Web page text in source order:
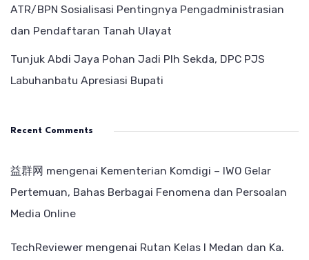
ATR/BPN Sosialisasi Pentingnya Pengadministrasian
dan Pendaftaran Tanah Ulayat
Tunjuk Abdi Jaya Pohan Jadi Plh Sekda, DPC PJS
Labuhanbatu Apresiasi Bupati
Recent Comments
益群网 mengenai Kementerian Komdigi – IWO Gelar
Pertemuan, Bahas Berbagai Fenomena dan Persoalan
Media Online
TechReviewer mengenai Rutan Kelas I Medan dan Ka.